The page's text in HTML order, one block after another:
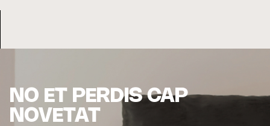
NO ET PERDIS CAP
NOVETAT